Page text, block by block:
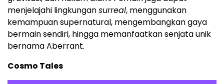
menjelajahi lingkungansurreal, menggunakan
kemampuan supernatural, mengembangkan gaya
bermain sendiri, hingga memanfaatkan senjata unik
bernama Aberrant.
Cosmo Tales